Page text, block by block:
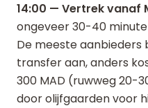
14:00 — Vertrek vanaf
ongeveer 30-40
De meeste aanbieders
transfer aan, anders
300 MAD (ruwweg 20-
door olijfgaarden voor